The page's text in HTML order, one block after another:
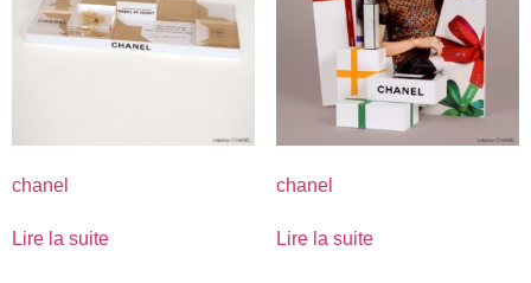
chanel
Lire la suite
chanel
Lire la suite